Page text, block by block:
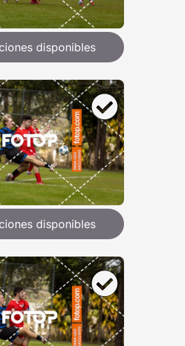
disponibles
disponibles